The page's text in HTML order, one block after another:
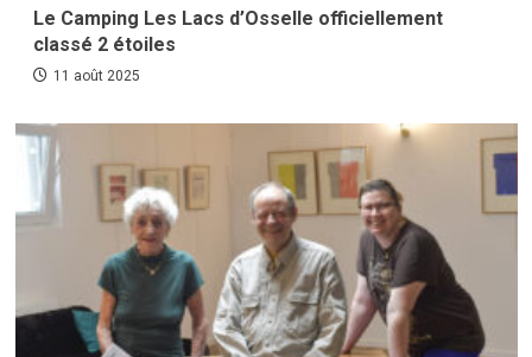
Le Camping Les Lacs d’Osselle officiellement
classé 2 étoiles
11 août 2025